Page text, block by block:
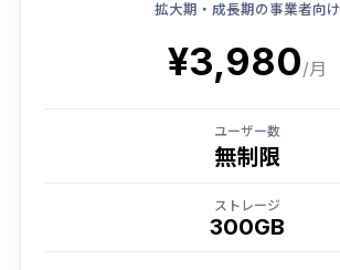
拡大期・成長期の事業者向け
¥3,980/月
ユーザー数
無制限
ストレージ
300GB